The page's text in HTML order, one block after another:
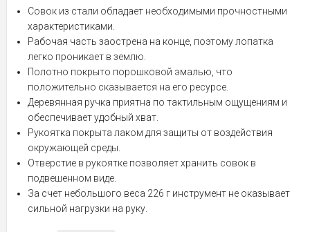
Совок из стали обладает необходимыми прочностными
характеристиками.
Рабочая часть заострена на конце, поэтому лопатка
легко проникает в землю.
Полотно покрыто порошковой эмалью, что
положительно сказывается на его ресурсе.
Деревянная ручка приятна по тактильным ощущениям и
обеспечивает удобный хват.
Рукоятка покрыта лаком для защиты от воздействия
окружающей среды.
Отверстие в рукоятке позволяет хранить совок в
подвешенном виде.
За счет небольшого веса 226 г инструмент не оказывает
сильной нагрузки на руку.